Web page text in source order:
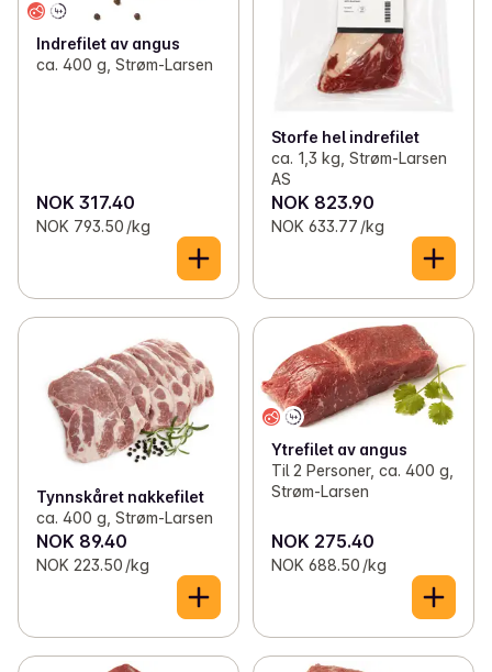
Indrefilet av angus
ca. 400 g, Strøm-Larsen
NOK 317.40
NOK 793.50 /kg
Storfe hel indrefilet
ca. 1,3 kg, Strøm-Larsen
AS
NOK 823.90
NOK 633.77 /kg
Tynnskåret nakkefilet
ca. 400 g, Strøm-Larsen
NOK 89.40
NOK 223.50 /kg
Ytrefilet av angus
Til 2 Personer, ca. 400 g,
Strøm-Larsen
NOK 275.40
NOK 688.50 /kg